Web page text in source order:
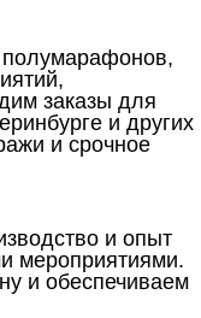
заказы для
и других
и срочное
и опыт
мероприятиями.
и обеспечиваем